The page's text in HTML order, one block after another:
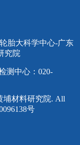
胎大科学中心-广东
究院
中心：020-
埔材料研究院. All
号